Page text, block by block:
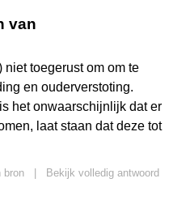
van
niet toegerust om om te
en ouderverstoting.
het onwaarschijnlijk dat er
laat staan dat deze tot
bron
Bekijk volledig antwoord